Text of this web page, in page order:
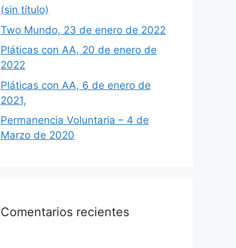
(sin título)
Two Mundo, 23 de enero de 2022
Pláticas con AA, 20 de enero de
2022
Pláticas con AA, 6 de enero de
2021,
Permanencia Voluntaria – 4 de
Marzo de 2020
Comentarios recientes